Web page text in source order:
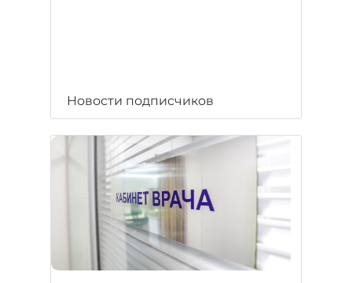
Новости подписчиков